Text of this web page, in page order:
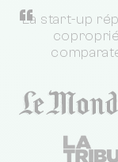
“
La start-up